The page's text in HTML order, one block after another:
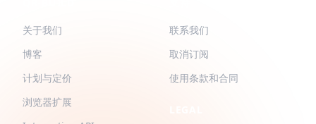
关于我们
博客
计划与定价
浏览器扩展
联系我们
取消订阅
使用条款和合同